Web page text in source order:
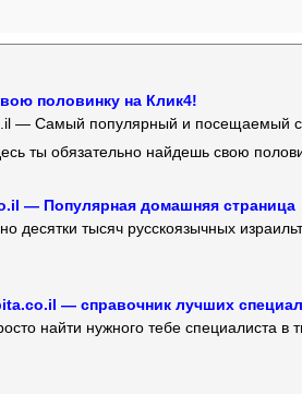
половинку на Клик4!
— Самый популярный и посещаемый
ты обязательно найдешь свою
— Популярная домашняя страница
десятки тысяч русскоязычных
— справочник лучших
найти нужного тебе специалиста в